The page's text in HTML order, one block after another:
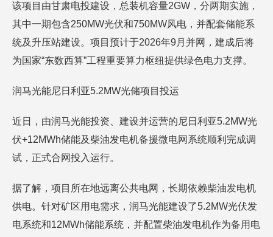
该项目由甘肃电投建设，总装机容量2GW，分两期实施，
其中一期包含250MW光伏和750MW风电，并配套储能系
统及升压站建设。项目预计于2026年9月并网，建成后将
为国家“东数西算”工程重要算力枢纽提供绿色电力支撑。
润马光能尼日利亚5.2MW光储项目投运
近日，由润马光能投资、建设并运营的尼日利亚5.2MW光
伏+12MWh储能及柴油发电机备援微电网系统顺利完成调
试，正式合网投入运行。
据了解，项目所在地远离公共电网，长期依赖柴油发电机
供电。针对矿区用电需求，润马光能建设了5.2MW光伏发
电系统和12MWh储能系统，并配置柴油发电机作为备用电